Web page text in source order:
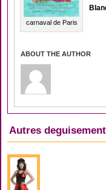
carnaval de Paris
ABOUT THE AUTHOR
Autres
DÉGUISEMENT